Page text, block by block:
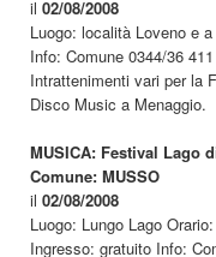
il 02/08/2008
Luogo: località Loveno e
Info: Comune 0344/36 411
Intrattenimenti vari per la
Disco Music a Menaggio.
MUSICA: Festival Lago
Comune: MUSSO
il 02/08/2008
Luogo: Lungo Lago
Ingresso: gratuito Info: